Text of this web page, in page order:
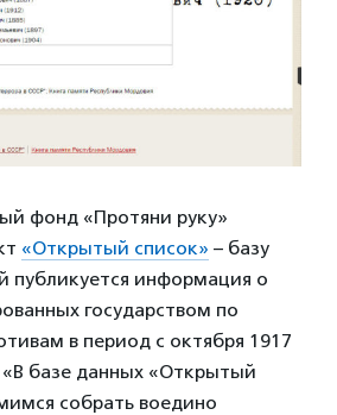
фонд «Протяни руку»
«Открытый список» – базу
публикуется информация о
государством по
в период с октября 1917
«В базе данных «Открытый
собрать воедино